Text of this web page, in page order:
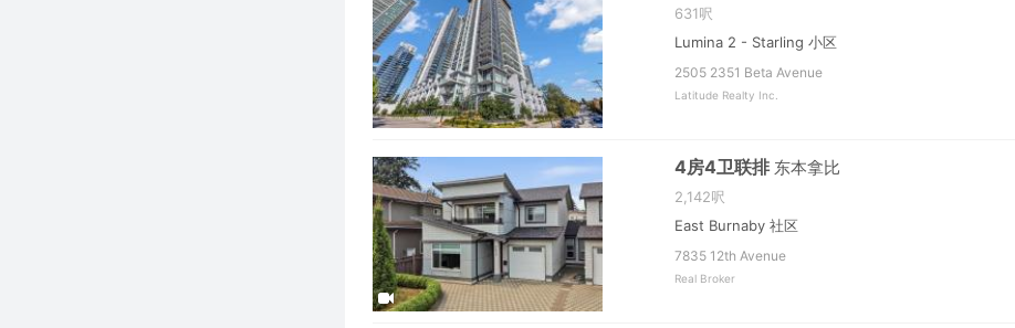
631呎
Lumina 2 - Starling 小区
2505 2351 Beta Avenue
Latitude Realty Inc.
4房4卫联排 东本拿比
2,142呎
East Burnaby 社区
7835 12th Avenue
Real Broker